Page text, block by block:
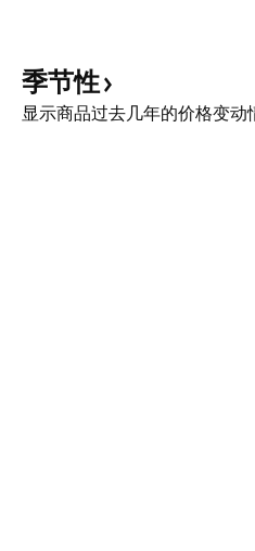
季节性
显示商品过去几年的价格变动